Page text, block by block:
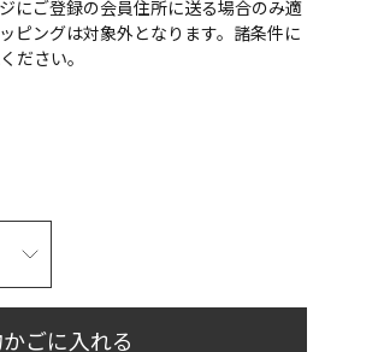
にご登録の会員住所に送る場合のみ適
ピングは対象外となります。諸条件に
ださい。
ごに入れる